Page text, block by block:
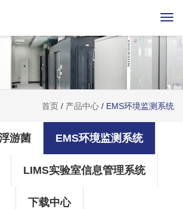
首页 / 产品中心 / EMS环境监测系统
游菌 EMS环境监测系统
LIMS实验室信息管理系统
下载中心